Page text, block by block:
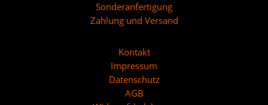
Sonderanfertigung
Zahlung und Versand
Kontakt
Impressum
Datenschutz
AGB